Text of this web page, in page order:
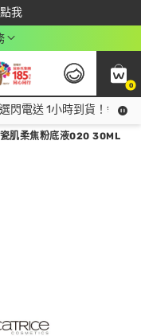
我
0
閃電送 1小時到貨！領神
肌柔焦粉底液020 30ML